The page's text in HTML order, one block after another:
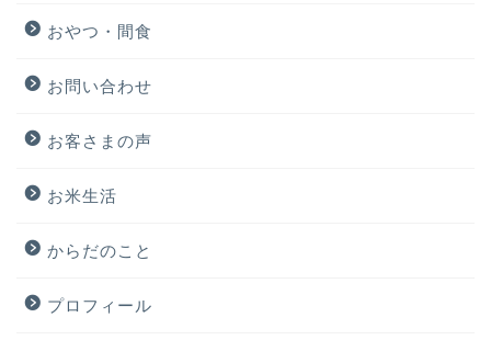
おやつ・間食
お問い合わせ
お客さまの声
お米生活
からだのこと
プロフィール